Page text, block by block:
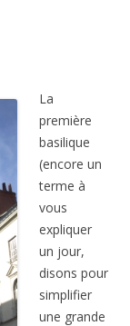
La
première
basilique
(encore un
terme à
vous
expliquer
un jour,
disons pour
simplifier
une grande